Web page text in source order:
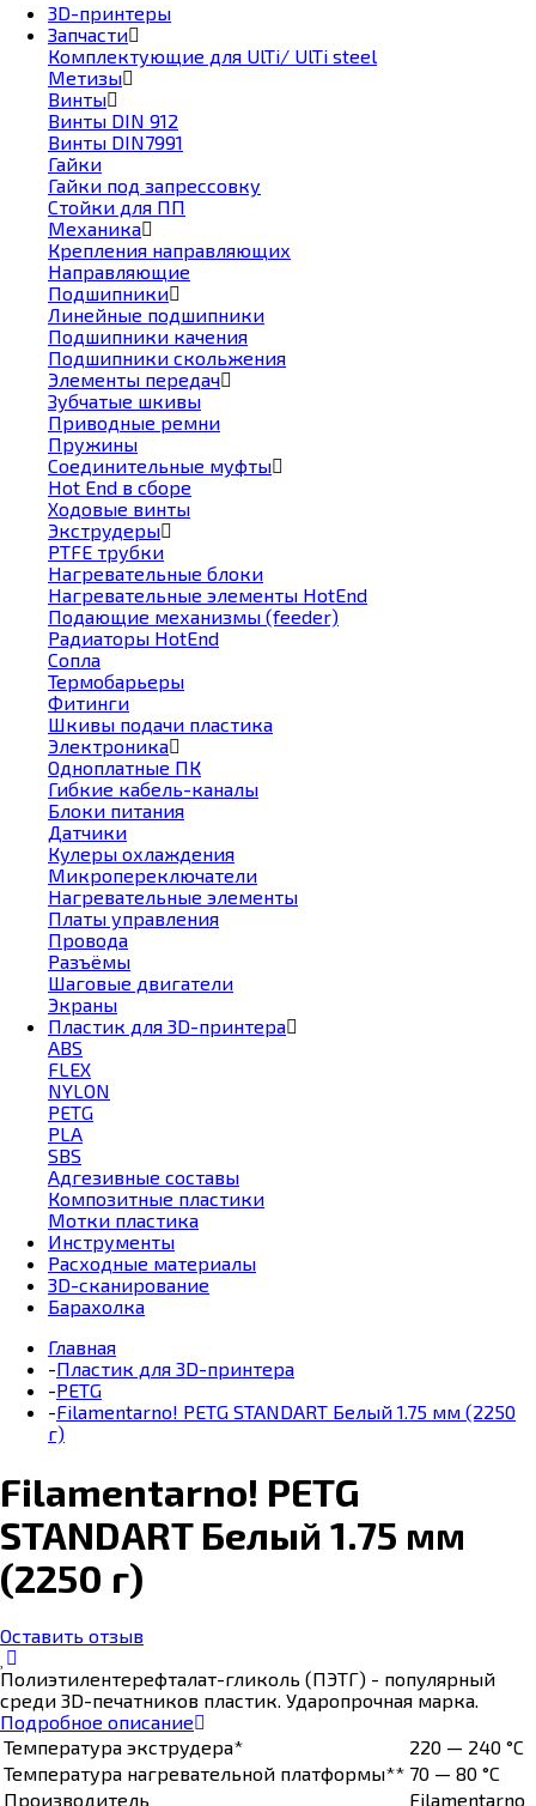
3D-принтеры
Запчасти
Комплектующие для UlTi/ UlTi steel
Метизы
Винты
Винты DIN 912
Винты DIN7991
Гайки
Гайки под запрессовку
Стойки для ПП
Механика
Крепления направляющих
Направляющие
Подшипники
Линейные подшипники
Подшипники качения
Подшипники скольжения
Элементы передач
Зубчатые шкивы
Приводные ремни
Пружины
Соединительные муфты
Hot End в сборе
Ходовые винты
Экструдеры
PTFE трубки
Нагревательные блоки
Нагревательные элементы HotEnd
Подающие механизмы (feeder)
Радиаторы HotEnd
Сопла
Термобарьеры
Фитинги
Шкивы подачи пластика
Электроника
Одноплатные ПК
Гибкие кабель-каналы
Блоки питания
Датчики
Кулеры охлаждения
Микропереключатели
Нагревательные элементы
Платы управления
Провода
Разъёмы
Шаговые двигатели
Экраны
Пластик для 3D-принтера
ABS
FLEX
NYLON
PETG
PLA
SBS
Адгезивные составы
Композитные пластики
Мотки пластика
Инструменты
Расходные материалы
3D-сканирование
Барахолка
Главная
-Пластик для 3D-принтера
-PETG
-Filamentarno! PETG STANDART Белый 1.75 мм (2250
г)
Filamentarno! PETG
STANDART Белый 1.75 мм
(2250 г)
Оставить отзыв
Полиэтилентерефталат-гликоль (ПЭТГ) - популярный
среди 3D-печатников пластик. Ударопрочная марка.
Подробное описание
Температура экструдера*
220 — 240 °C
Температура нагревательной платформы** 70 — 80 °C
Производитель
Filamentarno